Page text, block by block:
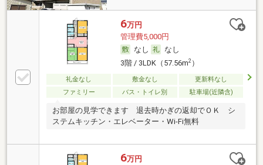
6万円
管理費5,000円
なし
なし
3階 / 3LDK（57.56m2）
礼金なし 敷金なし
更新料なし
ファミリー
バス・トイレ別 駐車場(近隣含)
お部屋の見学できます 退去時かぎの返却でＯＫ シ
ステムキッチン・エレベーター・Wi-Fi無料
6万円